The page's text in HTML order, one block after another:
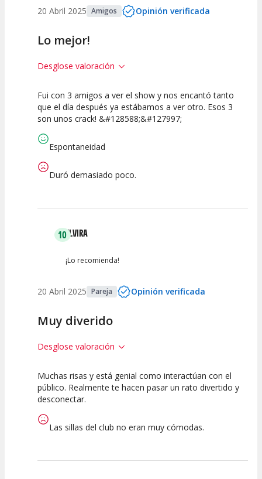
20 Abril 2025 Amigos Opinión verificada
Lo mejor!
Desglose valoración
10
Calidad del
10
Puesta en
10
Interpretación
Fui con 3 amigos a ver el show y nos encantó tanto
que el día después ya estábamos a ver otro. Esos 3
son unos crack! &#128588;&#127997;
Espontaneidad
Duró demasiado poco.
10ELVIRA
¡Lo recomienda!
20 Abril 2025 Pareja Opinión verificada
Muy diverido
Desglose valoración
10
Calidad del
10 10
Muchas risas y está genial como interactúan con el
público. Realmente te hacen pasar un rato divertido y
desconectar.
Las sillas del club no eran muy cómodas.